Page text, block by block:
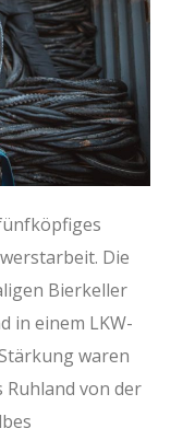
Die
Bierkeller
in einem LKW-
waren
von der